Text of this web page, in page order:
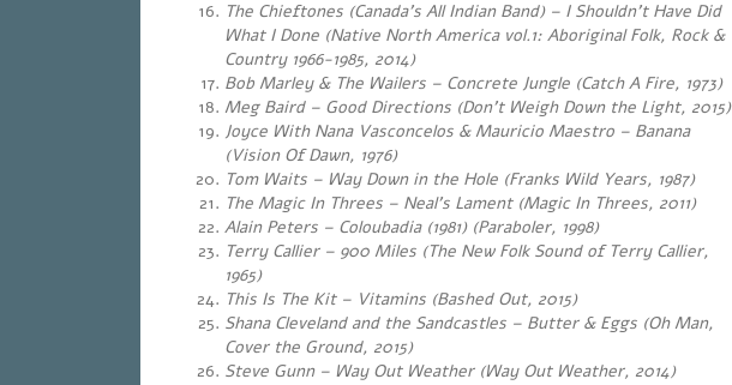
The Chieftones (Canada’s All Indian Band) – I Shouldn’t Have Did
What I Done (Native North America vol.1: Aboriginal Folk, Rock &
Country 1966-1985, 2014)
Bob Marley & The Wailers – Concrete Jungle (Catch A Fire, 1973)
Meg Baird – Good Directions (Don’t Weigh Down the Light, 2015)
Joyce With Nana Vasconcelos & Mauricio Maestro – Banana
(Vision Of Dawn, 1976)
Tom Waits – Way Down in the Hole (Franks Wild Years, 1987)
The Magic In Threes – Neal’s Lament (Magic In Threes, 2011)
Alain Peters – Coloubadia (1981) (Paraboler, 1998)
Terry Callier – 900 Miles (The New Folk Sound of Terry Callier,
1965)
This Is The Kit – Vitamins (Bashed Out, 2015)
Shana Cleveland and the Sandcastles – Butter & Eggs (Oh Man,
Cover the Ground, 2015)
Steve Gunn – Way Out Weather (Way Out Weather, 2014)